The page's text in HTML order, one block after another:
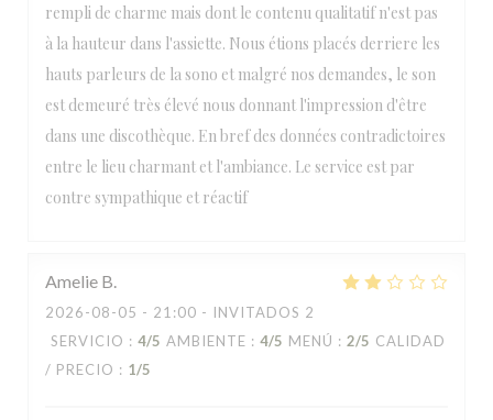
rempli de charme mais dont le contenu qualitatif n'est pas
à la hauteur dans l'assiette. Nous étions placés derriere les
hauts parleurs de la sono et malgré nos demandes, le son
est demeuré très élevé nous donnant l'impression d'être
dans une discothèque. En bref des données contradictoires
entre le lieu charmant et l'ambiance. Le service est par
contre sympathique et réactif
Amelie B
2026-08-05 - 21:00 - INVITADOS 2
SERVICIO : 4/5 AMBIENTE : 4/5 MENÚ : 2/5 CALIDAD
/ PRECIO : 1/5